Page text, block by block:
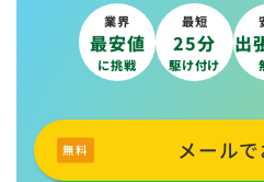
業界
最安値
に挑戦
最短
25分
駆け付け
出
メール